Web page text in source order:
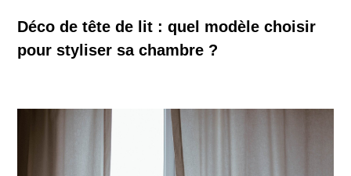
Déco de tête de lit : quel modèle choisir
pour styliser sa chambre ?